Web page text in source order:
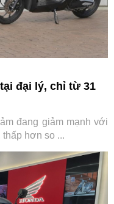
đại lý, chỉ từ 31
đang giảm mạnh với
hơn so ...